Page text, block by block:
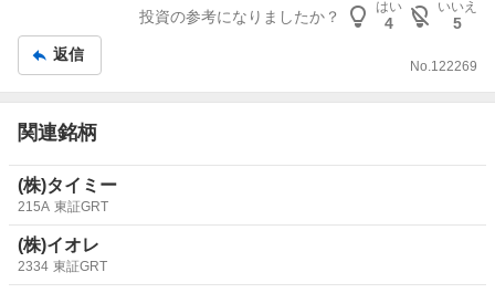
記
事
投資の参考になりましたか？
はい
4
いいえ
5
返信
No. 122269
関連銘柄
(株)タイミー
215A 東証GRT
(株)イオレ
2334 東証GRT